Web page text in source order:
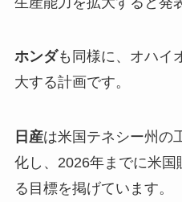
ホンダも同様に、オハイ
大する計画です。
日産は米国テネシー州の
化し、2026年までに米
る目標を掲げています。